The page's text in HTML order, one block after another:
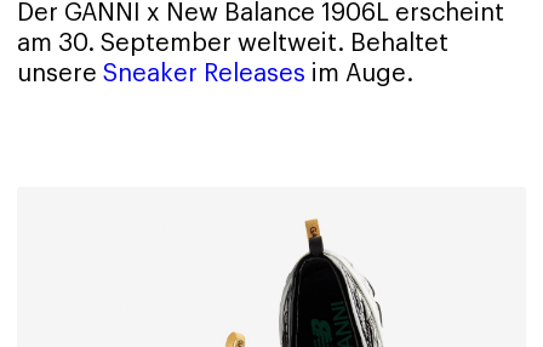
Der GANNI x New Balance 1906L erscheint
am 30. September weltweit. Behaltet
unsere Sneaker Releases im Auge.